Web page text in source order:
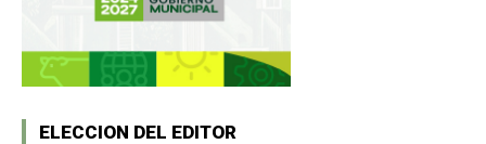
ELECCION DEL EDITOR